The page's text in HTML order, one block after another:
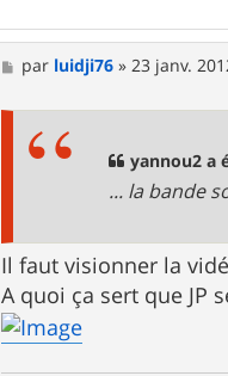
M
e
par luidji76 »23 janv.
yannou2 a
... la bande
Il faut visionner la
A quoi ça sert que JP